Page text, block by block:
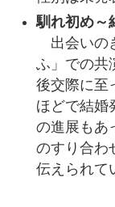
馴れ初め～
出会いの
ふ」での共
後交際に至
ほどで結婚
の進展もあ
のすり合わ
伝えられて